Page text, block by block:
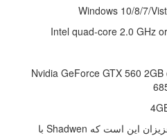
Nvidia GeForce GTX 560
این است که
Shadwen با